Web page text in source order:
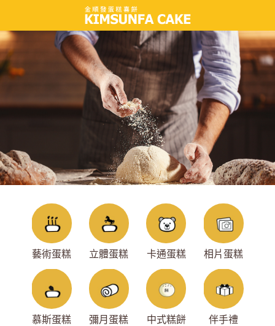
藝術蛋糕 立體蛋糕 卡通蛋糕 相片蛋糕
慕斯蛋糕 彌月蛋糕 中式糕餅 伴手禮